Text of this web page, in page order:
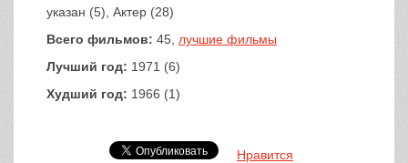
указан (5), Актер (28)
Всего фильмов: 45, лучшие фильмы
Лучший год: 1971 (6)
Худший год: 1966 (1)
Нравится